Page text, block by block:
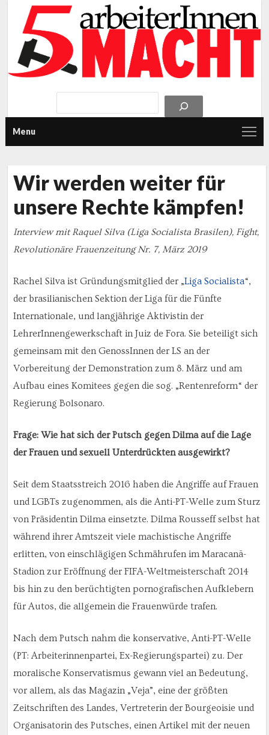
Menu
Wir werden weiter für
unsere Rechte kämpfen!
Interview mit Raquel Silva (Liga Socialista Brasilen), Fight,
Revolutionäre Frauenzeitung Nr. 7, März 2019
Rachel Silva ist Gründungsmitglied der „Liga Socialista“,
der brasilianischen Sektion der Liga für die Fünfte
Internationale, und langjährige Aktivistin der
LehrerInnengewerkschaft in Juiz de Fora. Sie beteiligt sich
gemeinsam mit den GenossInnen der LS an der
Vorbereitung der Demonstration zum 8. März und am
Aufbau eines Komitees gegen die sog. „Rentenreform“ der
Regierung Bolsonaro.
Frage: Wie hat sich der Putsch gegen Dilma auf die Lage
der Frauen und sexuell Unterdrückten ausgewirkt?
Seit dem Staatsstreich 2016 haben die Angriffe auf Frauen
und LGBTs zugenommen, als die Anti-PT-Welle zum Sturz
von Präsidentin Dilma einsetzte. Dilma Rousseff selbst hat
während ihrer Amtszeit viele machistische Angriffe
erlitten, von einschlägigen Schmährufen im Maracanã-
Stadion zur Eröffnung der FIFA-Weltmeisterschaft 2014
bis hin zu den berüchtigten pornografischen Aufklebern
für Autos, die allgemein die Frauenwürde trafen.
Nach dem Putsch nahm die konservative, Anti-PT-Welle
(PT: Arbeiterinnenpartei, Ex-Regierungspartei) zu. Der
moralische Konservatismus gewann viel an Bedeutung,
vor allem, als das Magazin „Veja”, eine der größten
Zeitschriften des Landes, Vertreterin der Bourgeoisie und
Organisatorin des Putsches, einen Artikel mit der neuen